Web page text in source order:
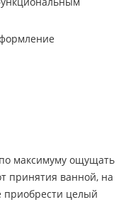
максимуму ощущать
принятия ванной, на
приобрести целый